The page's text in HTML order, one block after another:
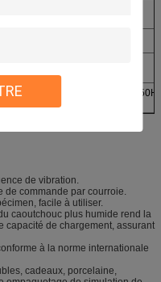
380V±10% triphasé
de vibration.
de commande par courroie.
facile à utiliser.
caoutchouc plus humide rend la
capacité de chargement, assurant
à la norme internationale
cadeaux, porcelaine,